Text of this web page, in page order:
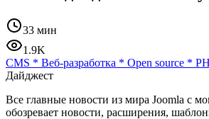
33 мин
1.9K
CMS * Веб-разработка * Open source *
Дайджест
Все главные новости из мира Joomla с
обозревает новости, расширения,